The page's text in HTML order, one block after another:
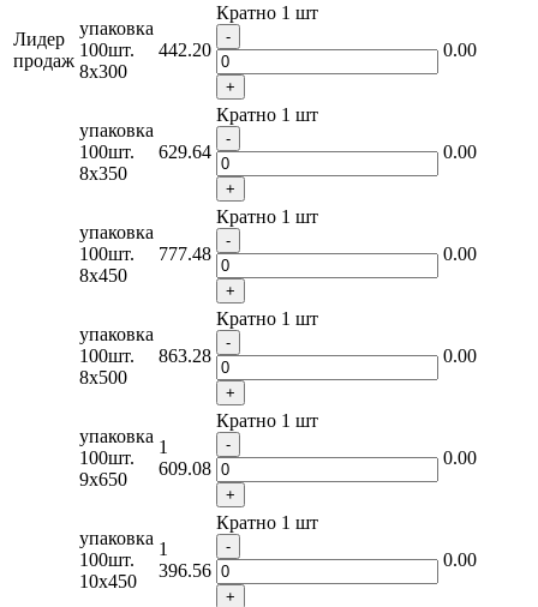
Лидер
продаж
упаковка
100шт.
8x300
442.20
Кратно 1 шт
-
+
0.00
упаковка
100шт.
8x350
629.64
Кратно 1 шт
-
+
0.00
упаковка
100шт.
8x450
777.48
Кратно 1 шт
-
+
0.00
упаковка
100шт.
8x500
863.28
Кратно 1 шт
-
+
0.00
упаковка
100шт.
9x650
1
609.08
Кратно 1 шт
-
+
0.00
упаковка
100шт.
10x450
1
396.56
Кратно 1 шт
-
+
0.00